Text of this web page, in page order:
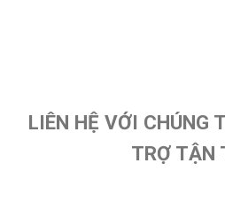
LIÊN HỆ VỚI CHÚNG
TRỢ TẬN